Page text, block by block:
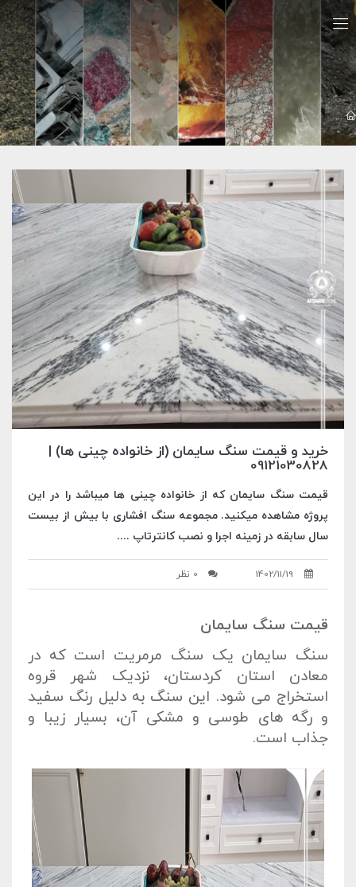
معرفي سايت ها خرید و قیمت سنگ سایمان (از خانواده چینی ها) | 09121030828
خرید و قیمت سنگ سایمان (از خانواده چینی ها) |
09121030828
قیمت سنگ سایمان که از خانواده چینی ها میباشد را در این
پروژه مشاهده میکنید. مجموعه سنگ افشاری با بیش از بیست
سال سابقه در زمینه اجرا و نصب کانترتاپ ....
1402/11/19 0 نظر
قیمت سنگ سایمان
سنگ سایمان یک سنگ مرمریت است که در
معادن استان کردستان، نزدیک شهر قروه
استخراج می شود. این سنگ به دلیل رنگ سفید
و رگه های طوسی و مشکی آن، بسیار زیبا و
جذاب است.